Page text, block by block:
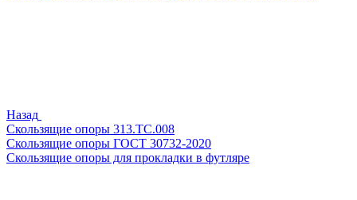
Назад
Скользящие опоры 313.ТС.008
Скользящие опоры ГОСТ 30732-2020
Скользящие опоры для прокладки в футляре